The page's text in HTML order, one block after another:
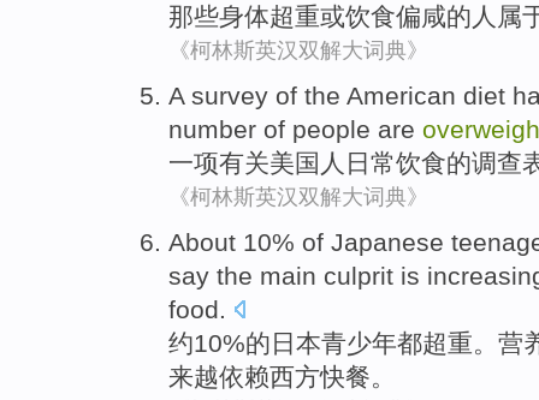
那些身体超重或饮食偏咸的人属
《柯林斯英汉双解大词典》
A survey of the American diet
number of people are
一项有关美国 人 日常饮食的调查
《柯林斯英汉双解大词典》
About 10% of Japanese
say the main culprit is
food.
约10%的 日本青少年都超重。 营
来越依赖西方快餐。